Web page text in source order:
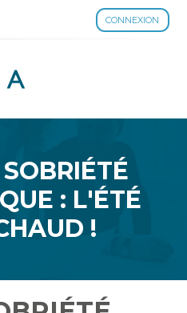
CONNEXION
: L'ÉTÉ
!